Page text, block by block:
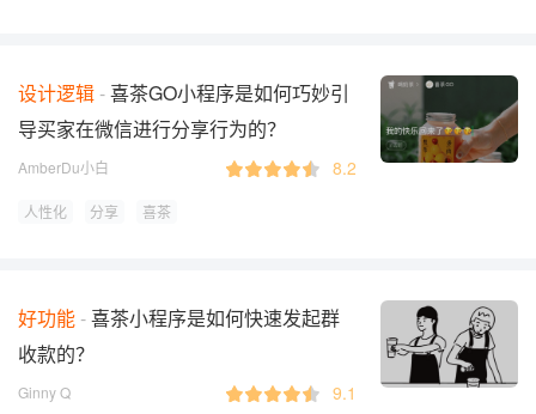
设计逻辑 喜茶GO小程序是如何巧妙引
导买家在微信进行分享行为的？
AmberDu小白 8.2
人性化 分享 喜茶
好功能 喜茶小程序是如何快速发起群
收款的？
Ginny Q 9.1